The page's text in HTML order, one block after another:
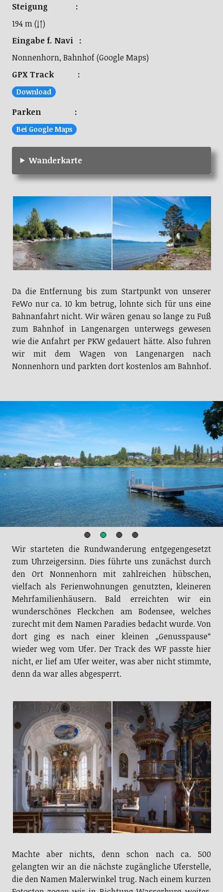
Steigung :
194 m (↓↑)
Eingabe f. Navi :
Nonnenhorn, Bahnhof (Google Maps)
GPX Track :
Download
Parken :
Bei Google Maps
Wanderkarte
Da die Entfernung bis zum Startpunkt von unserer
FeWo nur ca. 10 km betrug, lohnte sich für uns eine
Bahnanfahrt nicht. Wir wären genau so lange zu Fuß
zum Bahnhof in Langenargen unterwegs gewesen
wie die Anfahrt per PKW gedauert hätte. Also fuhren
wir mit dem Wagen von Langenargen nach
Nonnenhorn und parkten dort kostenlos am Bahnhof.
Wir starteten die Rundwanderung entgegengesetzt
zum Uhrzeigersinn. Dies führte uns zunächst durch
den Ort Nonnenhorn mit zahlreichen hübschen,
vielfach als Ferienwohnungen genutzten, kleineren
Mehrfamilienhäusern. Bald erreichten wir ein
wunderschönes Fleckchen am Bodensee, welches
zurecht mit dem Namen Paradies bedacht wurde. Von
dort ging es nach einer kleinen „Genusspause“
wieder weg vom Ufer. Der Track des WF passte hier
nicht, er lief am Ufer weiter, was aber nicht stimmte,
denn da war alles abgesperrt.
Machte aber nichts, denn schon nach ca. 500
gelangten wir an die nächste zugängliche Uferstelle,
die den Namen Malerwinkel trug. Nach einem kurzen